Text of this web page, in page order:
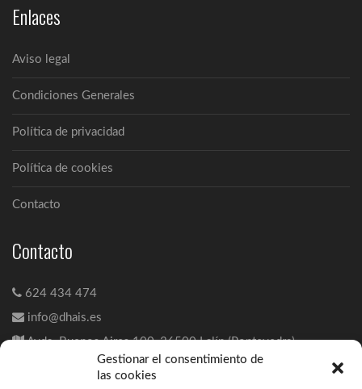
Gestionar el consentimiento de
las cookies
Enlaces
Aviso legal
Condiciones Generales
Política de privacidad
Política de cookies
Contacto
Contacto
624 434 474
info@dhais.es
Avda. Buenos Aires 100, 36500 Lalín (Pontevedra)